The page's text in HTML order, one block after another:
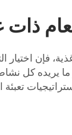
ذات
فإن اختيار
يريده كل